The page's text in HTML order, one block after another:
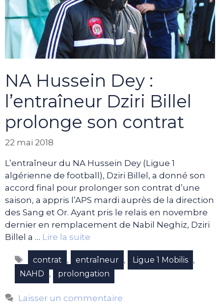
NA Hussein Dey :
l’entraîneur Dziri Billel
prolonge son contrat
22 mai 2018
L’entraîneur du NA Hussein Dey (Ligue 1
algérienne de football), Dziri Billel, a donné son
accord final pour prolonger son contrat d’une
saison, a appris l’APS mardi auprès de la direction
des Sang et Or. Ayant pris le relais en novembre
dernier en remplacement de Nabil Neghiz, Dziri
Billel a … Lire la suite
Étiquettes
contrat , entraîneur , Ligue 1 Mobilis ,
NAHD , prolongation
Laisser un commentaire